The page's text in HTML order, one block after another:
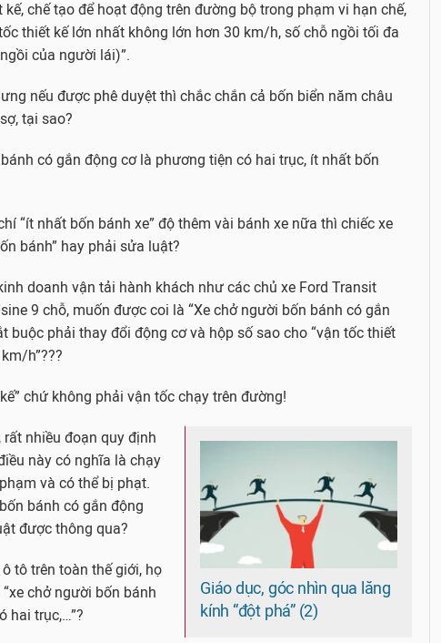
chế tạo để hoạt động trên đường bộ trong phạm vi hạn chế,
thiết kế lớn nhất không lớn hơn 30 km/h, số chỗ ngồi tối đa
của người lái)”.
nếu được phê duyệt thì chắc chắn cả bốn biển năm châu
tại sao?
có gắn động cơ là phương tiện có hai trục, ít nhất bốn
“ít nhất bốn bánh xe” độ thêm vài bánh xe nữa thì chiếc xe
bánh” hay phải sửa luật?
doanh vận tải hành khách như các chủ xe Ford Transit
9 chỗ, muốn được coi là “Xe chở người bốn bánh có gắn
buộc phải thay đổi động cơ và hộp số sao cho “vận tốc thiết
h”???
chứ không phải vận tốc chạy trên đường!
Giáo dục, góc nhìn qua lăng
kính “đột phá” (2)
nhiều đoạn quy định
này có nghĩa là chạy
và có thể bị phạt.
bánh có gắn động
được thông qua?
tô trên toàn thế giới, họ
chở người bốn bánh
hai trục,…”?